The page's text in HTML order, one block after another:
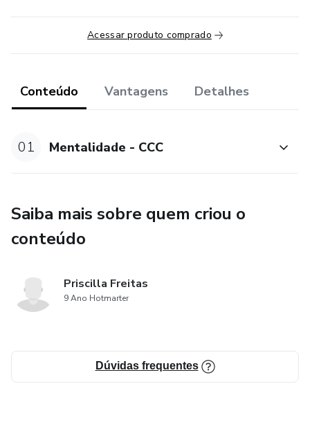
Acessar produto comprado
Conteúdo Vantagens Detalhes
01 Mentalidade - CCC
Saiba mais sobre quem criou o
conteúdo
Priscilla Freitas
9 Ano Hotmarter
Dúvidas frequentes